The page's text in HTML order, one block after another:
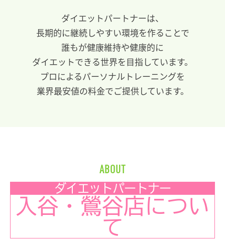
ダイエットパートナーは、
長期的に継続しやすい環境を作ることで
誰もが健康維持や健康的に
ダイエットできる世界を目指しています。
プロによるパーソナルトレーニングを
業界最安値の料金でご提供しています。
ABOUT
ダイエットパートナー
入谷・鶯谷店につい
て